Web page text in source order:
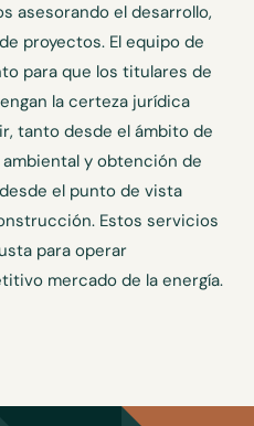
asesorando el desarrollo,
proyectos. El equipo de
para que los titulares de
la certeza jurídica
tanto desde el ámbito de
y obtención de
el punto de vista
Estos servicios
para operar
mercado de la energía.